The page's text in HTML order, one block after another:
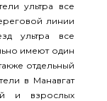
ультра все
линии
ультра все
имеют один
отдельный
в Манавгат
и взрослых